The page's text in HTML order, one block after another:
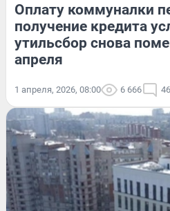
Оплату коммуналки
получение кредита
утильсбор снова
апреля
1 апреля, 2026, 08:00 6 666 46